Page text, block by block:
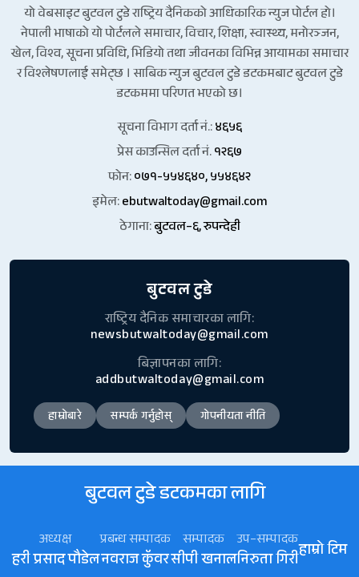
यो वेबसाइट बुटवल टुडे राष्ट्रिय दैनिकको आधिकारिक न्युज पोर्टल हो।
नेपाली भाषाको यो पोर्टलले समाचार, विचार, शिक्षा, स्वास्थ्य, मनोरञ्जन,
खेल, विश्व, सूचना प्रविधि, भिडियो तथा जीवनका विभिन्न आयामका समाचार
र विश्लेषणलाई समेट्छ । साबिक न्युज बुटवल टुडे डटकमबाट बुटवल टुडे
डटकममा परिणत भएको छ।
सूचना विभाग दर्ता नं.:४६५६
प्रेस काउन्सिल दर्ता नं.१२६७
फोन:०७१-५५४६४०, ५५४६४२
इमेल:ebutwaltoday@gmail.com
ठेगाना:बुटवल–६, रुपन्देही
बुटवल टुडे
राष्ट्रिय दैनिक समाचारका लागि:
newsbutwaltoday@gmail.com
बिज्ञापनका लागि:
addbutwaltoday@gmail.com
हाम्रोबारे सम्पर्क गर्नुहोस् गोपनीयता नीति
बुटवल टुडे डटकमका लागि
अध्यक्ष
हरी प्रसाद पौडेल
प्रबन्ध सम्पादक
नवराज कॅुवर
सम्पादक
सीपी खनाल
उप–सम्पादक
निरुता गिरीहाम्रो टिम